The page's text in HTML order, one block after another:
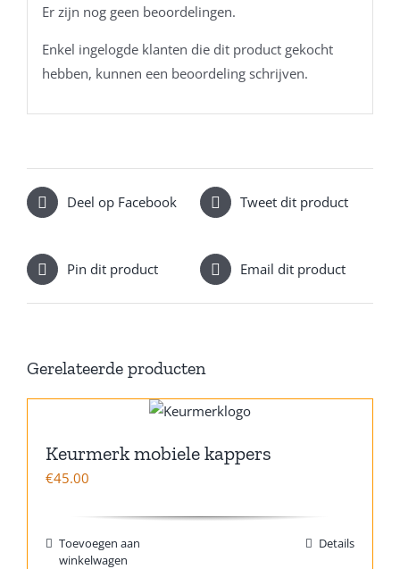
Er zijn nog geen beoordelingen.
Enkel ingelogde klanten die dit product gekocht
hebben, kunnen een beoordeling schrijven.
Deel op Facebook Tweet dit product
Pin dit product Email dit product
Gerelateerde producten
Keurmerk mobiele kappers
€45.00
Toevoegen aan
winkelwagen
Details